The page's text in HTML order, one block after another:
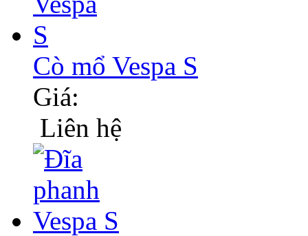
Cò mổ Vespa S
Giá:
Liên hệ